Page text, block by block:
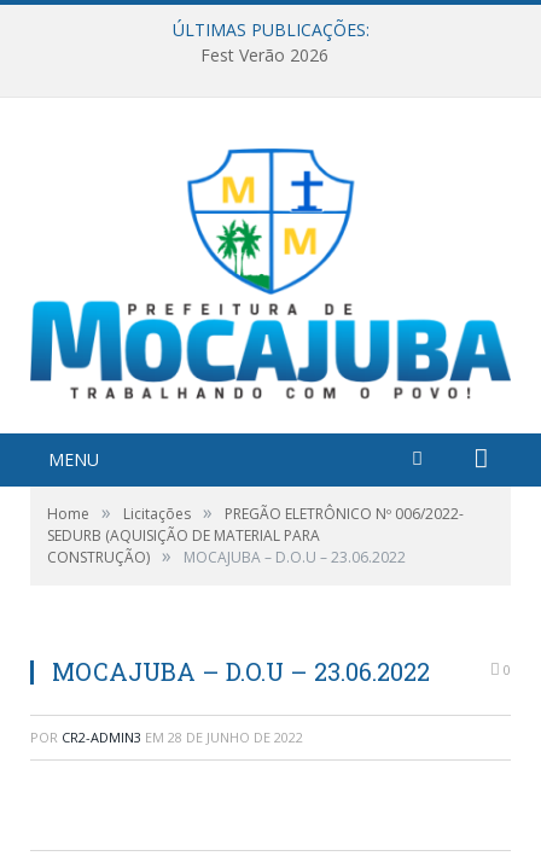
ÚLTIMAS PUBLICAÇÕES:
Fest Verão 2026
MENU
Home » Licitações »
PREGÃO ELETRÔNICO Nº 006/2022-
SEDURB (AQUISIÇÃO DE MATERIAL PARA
CONSTRUÇÃO) » MOCAJUBA – D.O.U – 23.06.2022
MOCAJUBA – D.O.U – 23.06.2022 0
POR CR2-ADMIN3 EM 28 DE JUNHO DE 2022